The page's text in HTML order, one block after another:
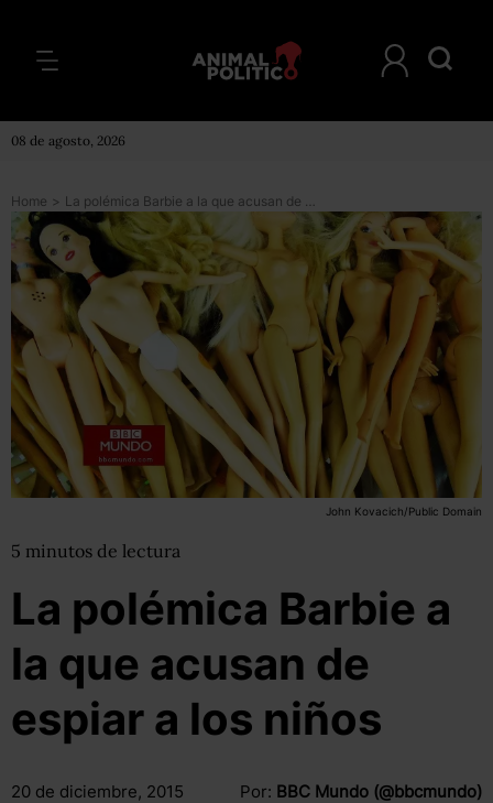
08 de agosto, 2026
Home > La polémica Barbie a la que acusan de espiar a los niños
John Kovacich/Public Domain
5 minutos de lectura
La polémica Barbie a
la que acusan de
espiar a los niños
20 de diciembre, 2015 Por: BBC Mundo (@bbcmundo)